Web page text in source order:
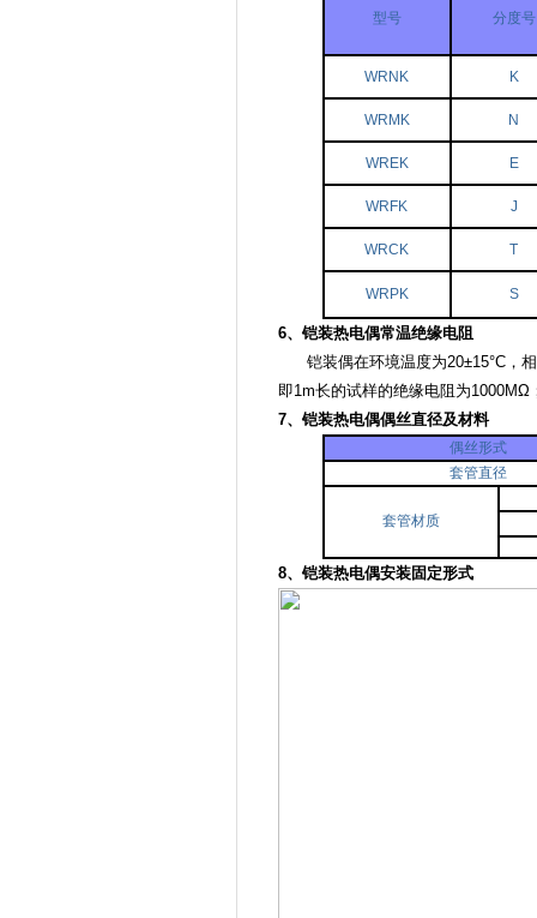
型号 分度号
WRNK K
WRMK N
WREK E
WRFK J
WRCK T
WRPK S
6、铠装热电偶常温绝缘电阻
铠装偶在环境温度为20±15°C，相
即1m长的试样的绝缘电阻为
7、铠装热电偶偶丝直径及材料
偶丝形式
套管直径
套管材质
8、铠装热电偶安装固定形式